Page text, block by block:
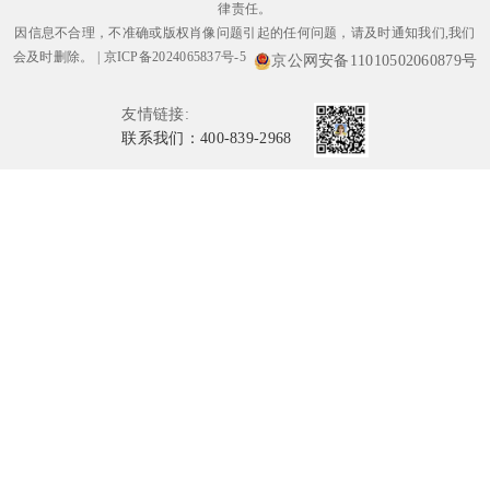
律责任。
因信息不合理，不准确或版权肖像问题引起的任何问题，请及时通知我们,我们
会及时删除。
京ICP备2024065837号-5 京公网安备11010502060879号
友情链接:
联系我们：400-839-2968